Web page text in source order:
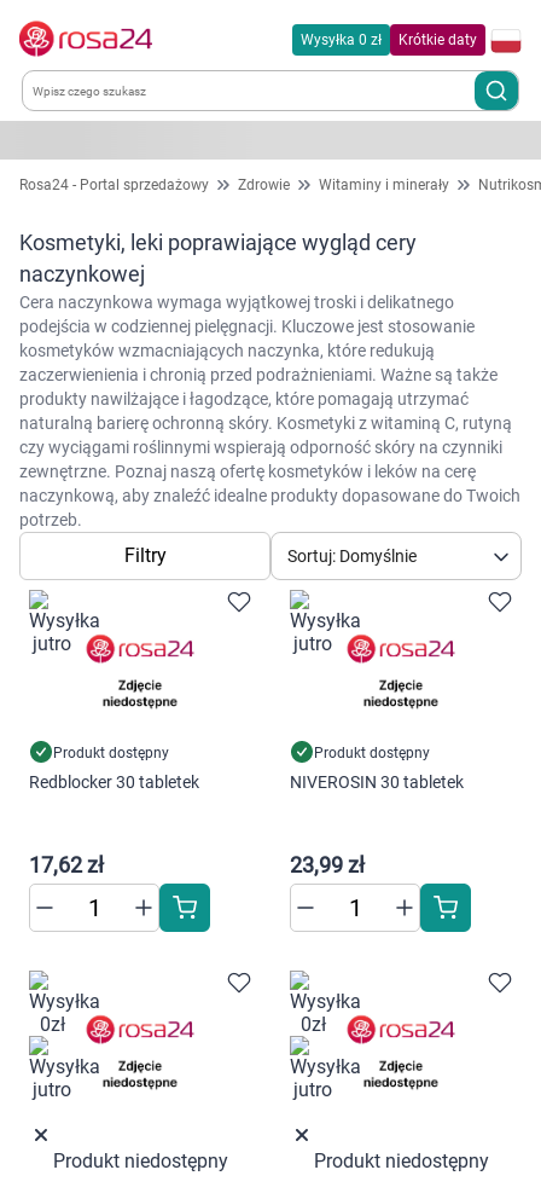
Wysyłka 0 zł Krótkie daty
Kategorie
Chemia gospodarcza
Dla zwierząt
Dom i ogród
Zdrowie
Kobieta w ciąży i mama
Higiena
Kosmetyki
Zdrowy styl życia
Zabawki
Sprzęt medyczny
Motoryzacja
Grupy produktowe
Rosa24 - Portal sprzedażowy Zdrowie Witaminy i minerały
Kosmetyki, leki poprawiające wygląd cery
naczynkowej
Cera naczynkowa wymaga wyjątkowej troski i delikatnego
podejścia w codziennej pielęgnacji. Kluczowe jest stosowanie
kosmetyków wzmacniających naczynka, które redukują
zaczerwienienia i chronią przed podrażnieniami. Ważne są także
produkty nawilżające i łagodzące, które pomagają utrzymać
naturalną barierę ochronną skóry. Kosmetyki z witaminą C, rutyną
czy wyciągami roślinnymi wspierają odporność skóry na czynniki
zewnętrzne. Poznaj naszą ofertę kosmetyków i leków na cerę
naczynkową, aby znaleźć idealne produkty dopasowane do Twoich
potrzeb.
Filtry Sortuj: Domyślnie
Produkt dostępny
Redblocker 30 tabletek
17,62 zł
Produkt dostępny
NIVEROSIN 30 tabletek
23,99 zł
Produkt niedostępny Produkt niedostępny